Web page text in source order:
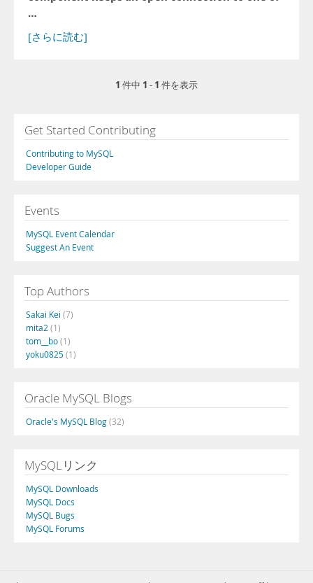
…
[さらに読む]
1 件中 1 - 1 件を表示
Get Started Contributing
Contributing to MySQL
Developer Guide
Events
MySQL Event Calendar
Suggest An Event
Top Authors
Sakai Kei (7)
mita2 (1)
tom__bo(1)
yoku0825(1)
Oracle MySQL Blogs
Oracle's MySQL Blog(32)
MySQLリンク
MySQL Downloads
MySQL Docs
MySQL Bugs
MySQL Forums